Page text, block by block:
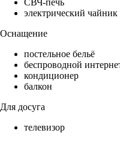
СВЧ-печь
электрический чайник
Оснащение
постельное бельё
беспроводной
кондиционер
балкон
Для досуга
телевизор